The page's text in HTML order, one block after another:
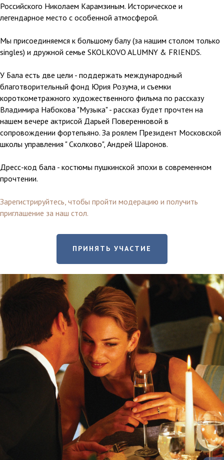
Российского Николаем Карамзиным. Историческое и
легендарное место с особенной атмосферой.
Мы присоединяемся к большому балу (за нашим столом только
singles) и дружной семье SKOLKOVO ALUMNY & FRIENDS.
У Бала есть две цели - поддержать международный
благотворительный фонд Юрия Розума, и съемки
короткометражного художественного фильма по рассказу
Владимира Набокова "Музыка" - рассказ будет прочтен на
нашем вечере актрисой Дарьей Поверенновой в
сопровождении фортепьяно. За роялем Президент Московской
школы управления " Сколково", Андрей Шаронов.
Дресс-код бала - костюмы пушкинской эпохи в современном
прочтении.
Зарегистрируйтесь, чтобы пройти модерацию и получить
приглашение за наш стол.
ПРИНЯТЬ УЧАСТИЕ